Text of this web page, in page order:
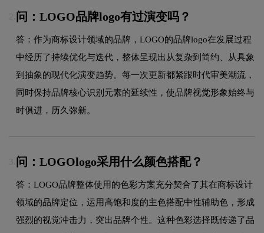
2. 问：LOGO品牌logo有过演变吗？
答：作为商标设计领域的品牌，LOGO的品牌logo在发展过程
中经历了持续优化与迭代，整体呈现出从复杂到简约、从具象
到抽象的现代化演变趋势。每一次更新都紧跟时代审美潮流，
同时保持品牌核心识别元素的延续性，使品牌视觉形象始终与
时俱进，历久弥新。
3. 问：LOGOlogo采用什么颜色搭配？
答：LOGO品牌整体使用的色彩方案充分契合了其在商标设计
领域的品牌定位，运用高饱和度的主色搭配中性辅助色，形成
强烈的视觉冲击力，突出品牌个性。这种色彩选择既传递了品